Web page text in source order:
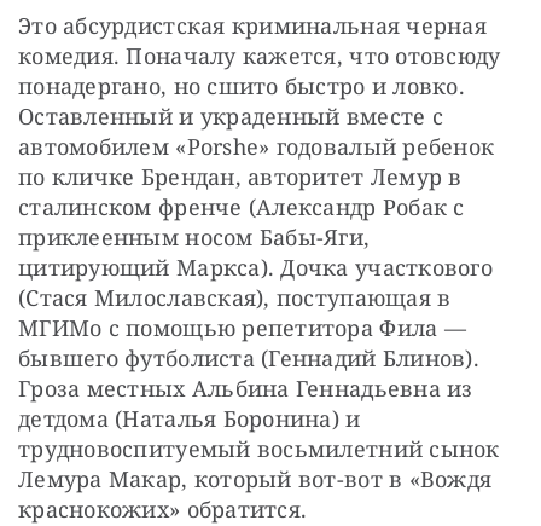
Это абсурдистская криминальная черная
комедия. Поначалу кажется, что отовсюду
понадергано, но сшито быстро и ловко.
Оставленный и украденный вместе с
автомобилем «Porshe» годовалый ребенок
по кличке Брендан, авторитет Лемур в
сталинском френче (Александр Робак с
приклеенным носом Бабы-Яги,
цитирующий Маркса). Дочка участкового
(Стася Милославская), поступающая в
МГИМо с помощью репетитора Фила —
бывшего футболиста (Геннадий Блинов).
Гроза местных Альбина Геннадьевна из
детдома (Наталья Боронина) и
трудновоспитуемый восьмилетний сынок
Лемура Макар, который вот-вот в «Вождя
краснокожих» обратится.